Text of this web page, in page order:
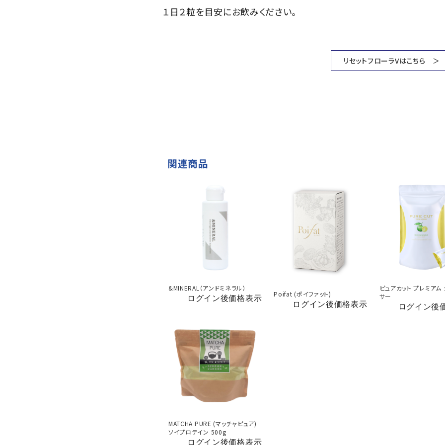
１日２粒を目安にお飲みください。
リセットフローラVはこちら
関連商品
&MINERAL（アンドミネラル）
ログイン後価格表示 Poifat (ポイファット)
ログイン後価格表示
ピュアカット プレミア
サー
ログイン後
MATCHA PURE (マッチャピュア)
ソイプロテイン 500g
ログイン後価格表示